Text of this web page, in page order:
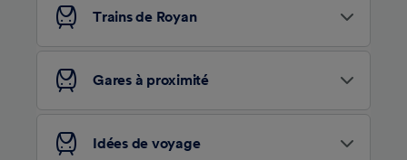
Trains de Royan
Gares à proximité
Idées de voyage